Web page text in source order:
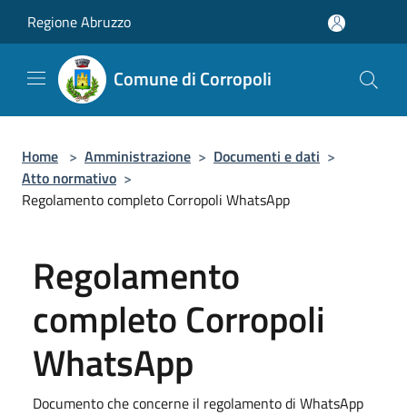
Regione Abruzzo
Comune di Corropoli
Home > Amministrazione > Documenti e dati >
Atto normativo >
Regolamento completo Corropoli WhatsApp
Regolamento
completo Corropoli
WhatsApp
Documento che concerne il regolamento di WhatsApp